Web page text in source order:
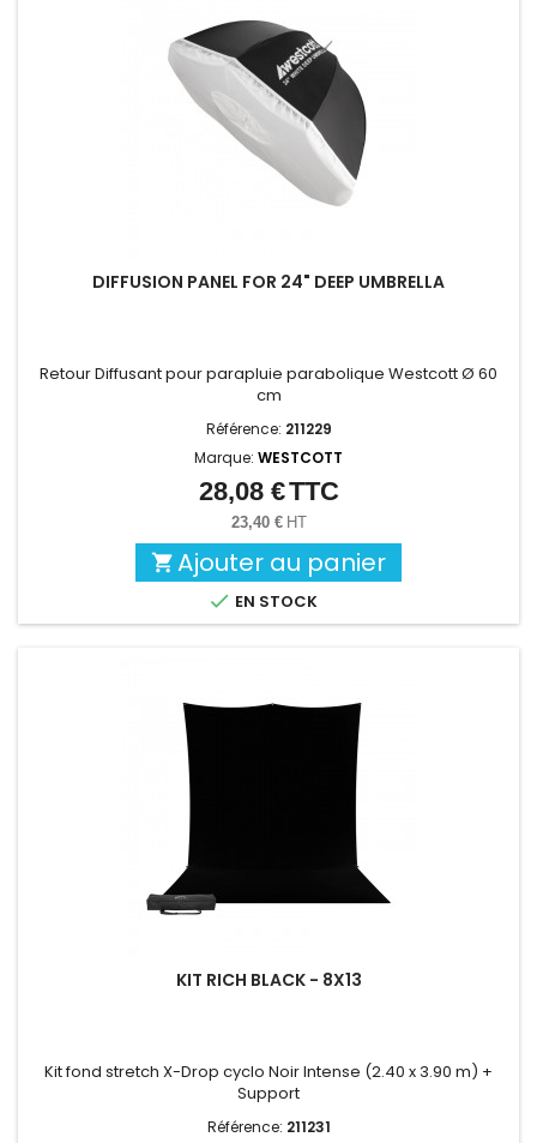
DIFFUSION PANEL FOR 24" DEEP UMBRELLA
Retour Diffusant pour parapluie parabolique Westcott Ø 60
cm
Référence: 211229
Marque: WESTCOTT
Prix
28,08 €TTC
23,40 € HT
 Ajouter au panier
 EN STOCK
KIT RICH BLACK - 8X13
Kit fond stretch X-Drop cyclo Noir Intense (2.40 x 3.90 m) +
Support
Référence: 211231